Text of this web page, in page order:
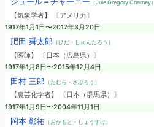
（Jule Gregory Charney）
【気象学者】 〔アメリカ〕
1917年1月1日〜2017年3月20日
肥田 舜太郎（ひだ・しゅんたろう）
【医師】 〔日本（広島県）〕
1917年1月8日〜2015年12月4日
田村 三郎（たむら・さぶろう）
【農芸化学者】 〔日本（群馬県）〕
1917年1月9日〜2004年11月1日
岡本 彰祐（おかもと・しょうすけ）